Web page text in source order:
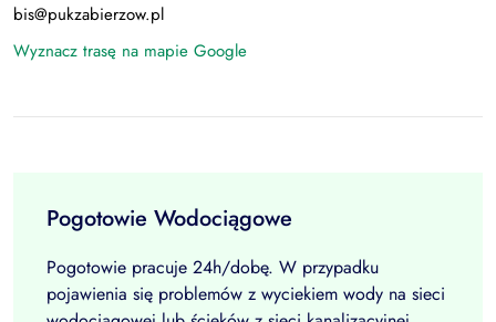
bis@pukzabierzow.pl
Wyznacz trasę na mapie Google
Pogotowie Wodociągowe
Pogotowie pracuje 24h/dobę. W przypadku
pojawienia się problemów z wyciekiem wody na sieci